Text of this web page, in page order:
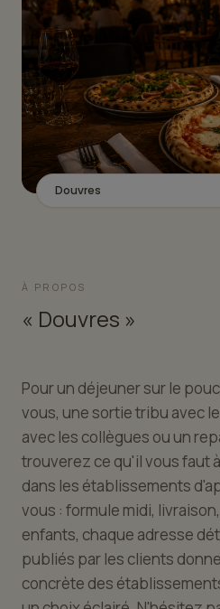
Douvres
À PROPOS
« Douvres »
Pour un déjeuner sur le
vous, une sortie tribu avec
avec les collègues ou un
trouverez ce qu'il vous faut
dans les établissements
vous : formule midi,
enfants, chaque adresse
publiés par les clients
concrète des